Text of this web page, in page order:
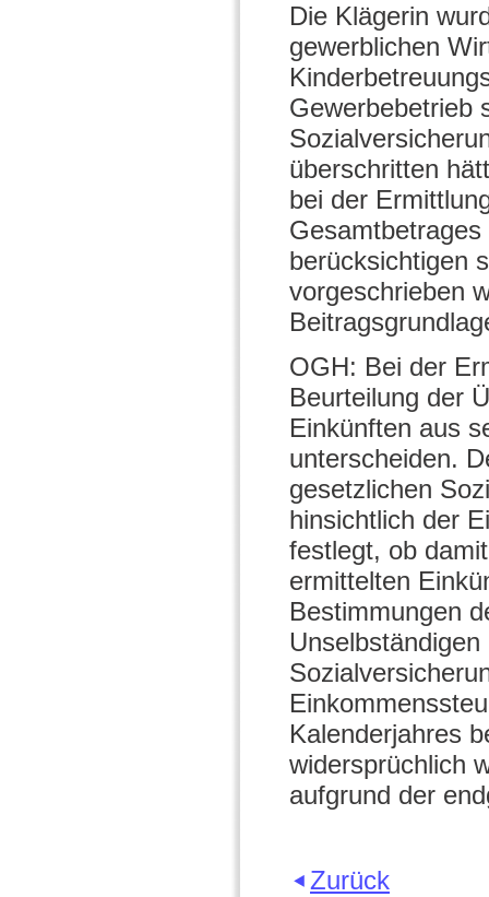
Die Klägerin
gewerblichen
Gewerbebetrieb
überschritten
bei der
berücksichtigen
vorgeschrieben
OGH: Bei der
Beurteilung der
Einkünften aus
unterscheiden.
gesetzlichen
hinsichtlich der
festlegt, ob
ermittelten
Bestimmungen
Kalenderjahres
widersprüchlich
aufgrund der
Zurück